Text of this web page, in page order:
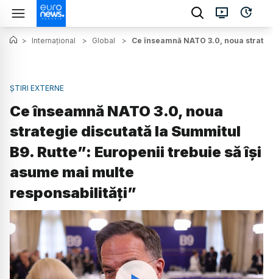
> Internațional > Global > Ce înseamnă NATO 3.0, noua
ȘTIRI EXTERNE
Ce înseamnă NATO 3.0, noua
strategie discutată la Summitul
B9. Rutte”: Europenii trebuie să își
asume mai multe
responsabilități”